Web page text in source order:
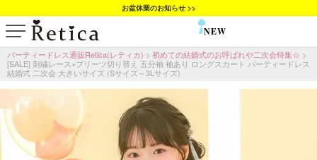
お盆休業のお知らせ >>
NEW
パーティードレス通販Retica(レティカ)
初めての結婚式のお呼ばれや二次会特集☆
[SALE] 刺繍レース×プリーツ切り替え 五分袖 袖あり ロングスカート パーティードレス
結婚式 二次会 大きいサイズ (Sサイズ～3Lサイズ)